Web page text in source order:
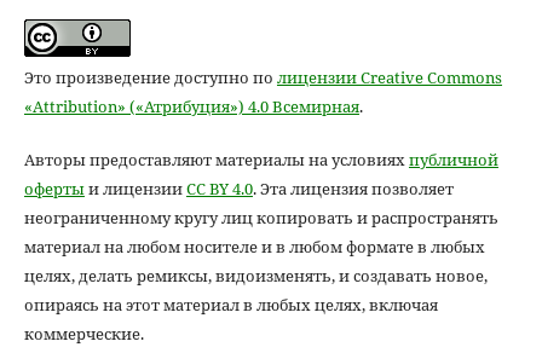
Это произведение доступно по лицензии Creative Commons
«Attribution» («Атрибуция») 4.0 Всемирная.
Авторы предоставляют материалы на условияхпубличной
офертыи лицензииCC BY 4.0. Эта лицензия позволяет
неограниченному кругу лиц копировать и распространять
материал на любом носителе и в любом формате в любых
целях, делать ремиксы, видоизменять, и создавать новое,
опираясь на этот материал в любых целях, включая
коммерческие.